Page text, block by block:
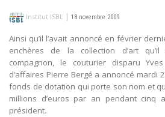
Institut ISBL | 18 novembre 2009
Ainsi qu’il l’avait annoncé en février
enchères de la collection d’art
compagnon, le couturier disparu
d’affaires Pierre Bergé a annoncé mardi
fonds de dotation qui porte son nom et
millions d’euros par an pendant cinq
président.